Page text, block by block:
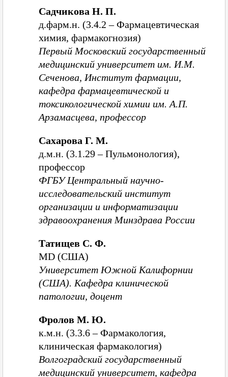
Садчикова Н. П.
д.фарм.н. (3.4.2 – Фармацевтическая
химия, фармакогнозия)
Первый Московский государственный
медицинский университет им. И.М.
Сеченова, Институт фармации,
кафедра фармацевтической и
токсикологической химии им. А.П.
Арзамасцева, профессор
Сахарова Г. М.
д.м.н. (3.1.29 – Пульмонология),
профессор
ФГБУ Центральный научно-
исследовательский институт
организации и информатизации
здравоохранения Минздрава России
Татищев С. Ф.
MD (США)
Университет Южной Калифорнии
(США). Кафедра клинической
патологии, доцент
Фролов М. Ю.
к.м.н. (3.3.6 – Фармакология,
клиническая фармакология)
Волгоградский государственный
медицинский университет, кафедра